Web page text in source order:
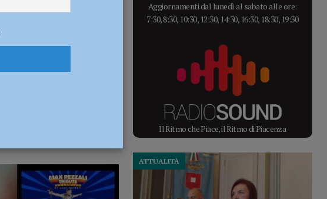
Aggiornamenti dal lunedì al sabato alle ore:
7:30, 8:30, 10:30, 12:30, 14:30, 16:30, 18:30, 19:30
Il Ritmo che Piace, il Ritmo di Piacenza
ATTUALITÀ